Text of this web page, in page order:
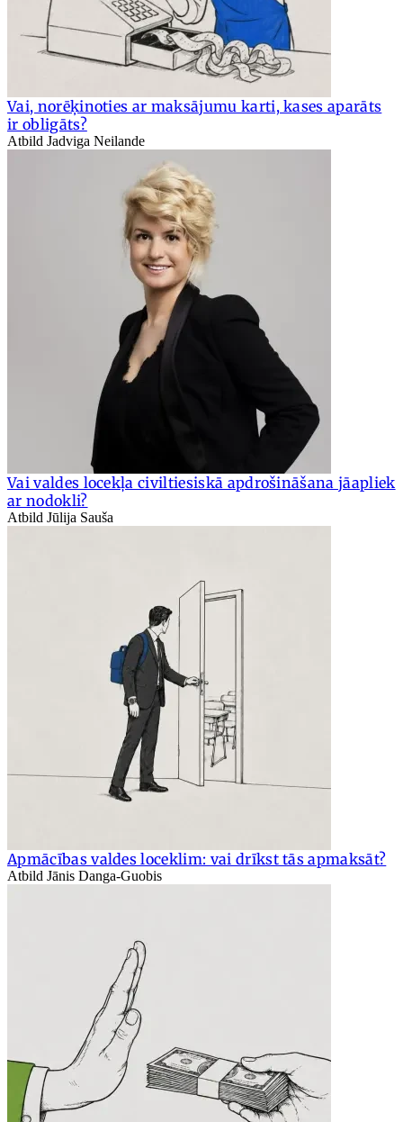
Vai, norēķinoties ar maksājumu karti, kases aparāts
ir obligāts?
Atbild Jadviga Neilande
Vai valdes locekļa civiltiesiskā apdrošināšana jāapliek
ar nodokli?
Atbild Jūlija Sauša
Apmācības valdes loceklim: vai drīkst tās apmaksāt?
Atbild Jānis Danga-Guobis